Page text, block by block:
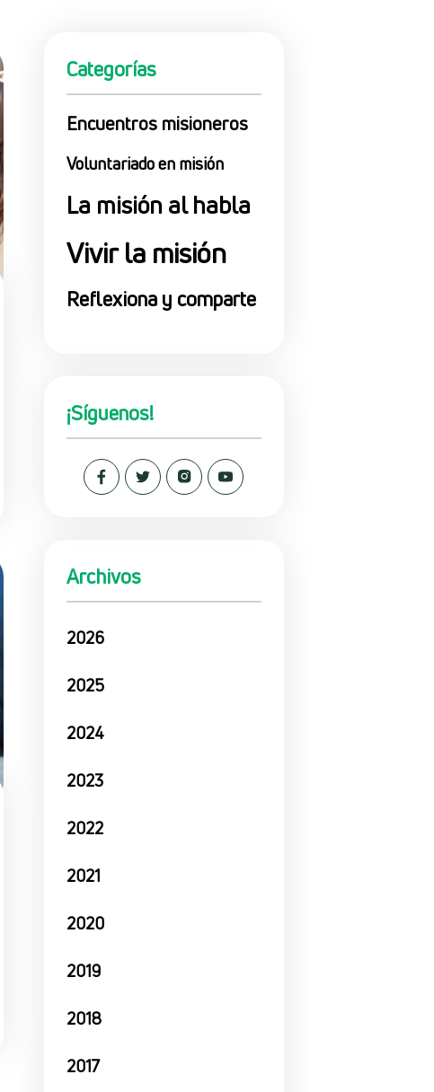
Categorías
Encuentros misioneros
Voluntariado en misión
La misión al habla
Vivir la misión
Reflexiona y comparte
Archivos
2026
2025
2024
2023
2022
2021
2020
2019
2018
2017
¡Síguenos!